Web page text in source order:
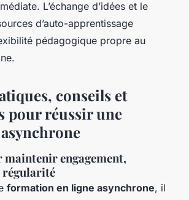
L’échange d’idées et le
d’auto-apprentissage
pédagogique propre au
conseils et
pour réussir une
maintenir engagement,
formation en ligne asynchrone, il